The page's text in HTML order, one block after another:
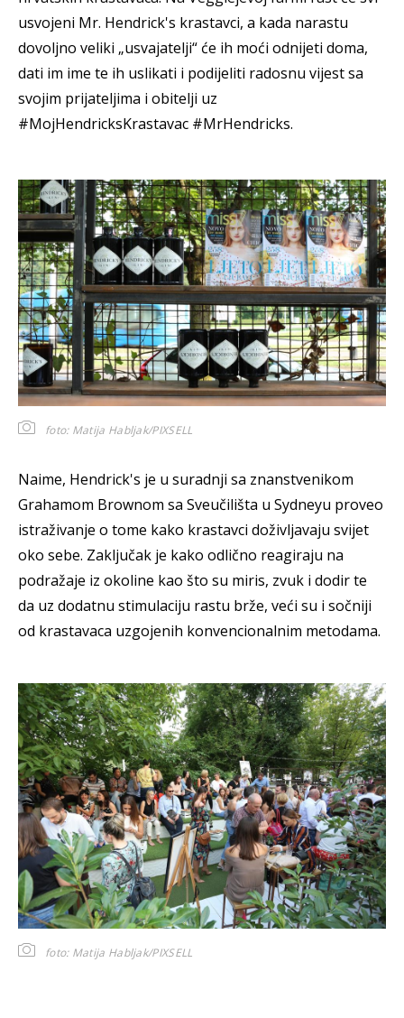
usvojeni Mr. Hendrick's krastavci, a kada narastu
dovoljno veliki „usvajatelji“ će ih moći odnijeti doma,
dati im ime te ih uslikati i podijeliti radosnu vijest sa
svojim prijateljima i obitelji uz
#MojHendricksKrastavac #MrHendricks.
foto: Matija Habljak/PIXSELL
Naime, Hendrick's je u suradnji sa znanstvenikom
Grahamom Brownom sa Sveučilišta u Sydneyu proveo
istraživanje o tome kako krastavci doživljavaju svijet
oko sebe. Zaključak je kako odlično reagiraju na
podražaje iz okoline kao što su miris, zvuk i dodir te
da uz dodatnu stimulaciju rastu brže, veći su i sočniji
od krastavaca uzgojenih konvencionalnim metodama.
foto: Matija Habljak/PIXSELL